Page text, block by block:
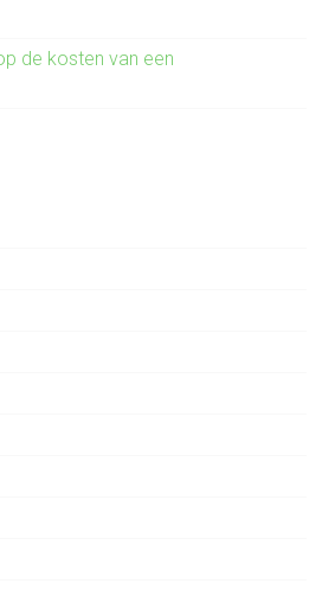
de kosten van een